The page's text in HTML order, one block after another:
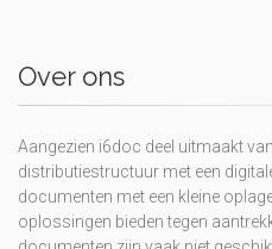
Over ons
Aangezien i6doc deel uitmaakt
distributiestructuur met een
documenten met een kleine
oplossingen bieden tegen